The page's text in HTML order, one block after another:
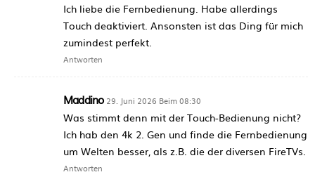
Ich liebe die Fernbedienung. Habe allerdings
Touch deaktiviert. Ansonsten ist das Ding für mich
zumindest perfekt.
Antworten
Maddino 29. Juni 2026 Beim 08:30
Was stimmt denn mit der Touch-Bedienung nicht?
Ich hab den 4k 2. Gen und finde die Fernbedienung
um Welten besser, als z.B. die der diversen FireTVs.
Antworten